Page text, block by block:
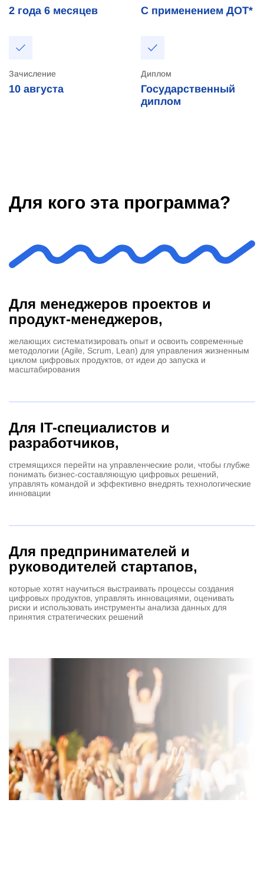
2 года 6 месяцев С применением ДОТ*
Зачисление
10 августа
Диплом
Государственный
диплом
Для кого эта программа?
Для менеджеров проектов и
продукт-менеджеров,
желающих систематизировать опыт и освоить современные
методологии (Agile, Scrum, Lean) для управления жизненным
циклом цифровых продуктов, от идеи до запуска и
масштабирования
Для IT-специалистов и
разработчиков,
стремящихся перейти на управленческие роли, чтобы глубже
понимать бизнес-составляющую цифровых решений,
управлять командой и эффективно внедрять технологические
инновации
Для предпринимателей и
руководителей стартапов,
которые хотят научиться выстраивать процессы создания
цифровых продуктов, управлять инновациями, оценивать
риски и использовать инструменты анализа данных для
принятия стратегических решений